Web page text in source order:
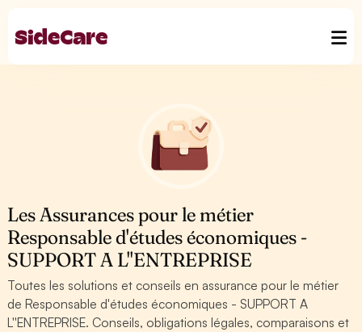
Les Assurances pour le métier
Responsable d'études économiques -
SUPPORT A L''ENTREPRISE
Toutes les solutions et conseils en assurance pour le métier
de Responsable d'études économiques - SUPPORT A
L''ENTREPRISE. Conseils, obligations légales, comparaisons et